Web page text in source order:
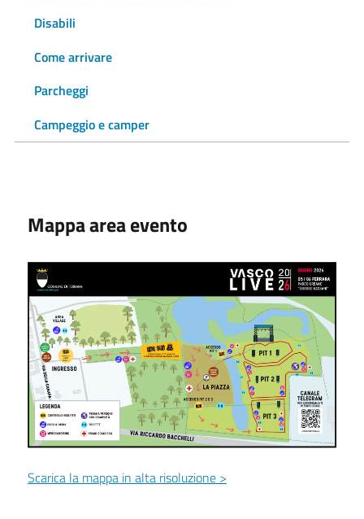
Disabili
Come arrivare
Parcheggi
Campeggio e camper
Mappa area evento
Scarica la mappa in alta risoluzione >